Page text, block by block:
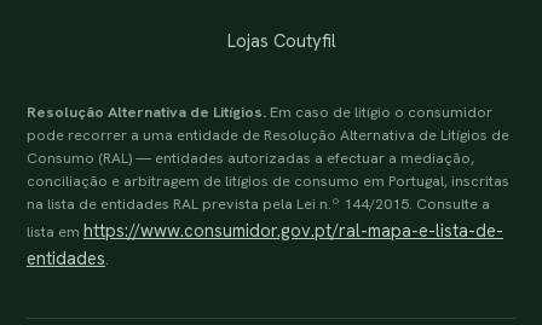
Lojas Coutyfil
Resolução Alternativa de Litígios. Em caso de litígio o consumidor
pode recorrer a uma entidade de Resolução Alternativa de Litígios de
Consumo (RAL) — entidades autorizadas a efectuar a mediação,
conciliação e arbitragem de litígios de consumo em Portugal, inscritas
na lista de entidades RAL prevista pela Lei n.º 144/2015. Consulte a
lista em https://www.consumidor.gov.pt/ral-mapa-e-lista-de-
entidades.